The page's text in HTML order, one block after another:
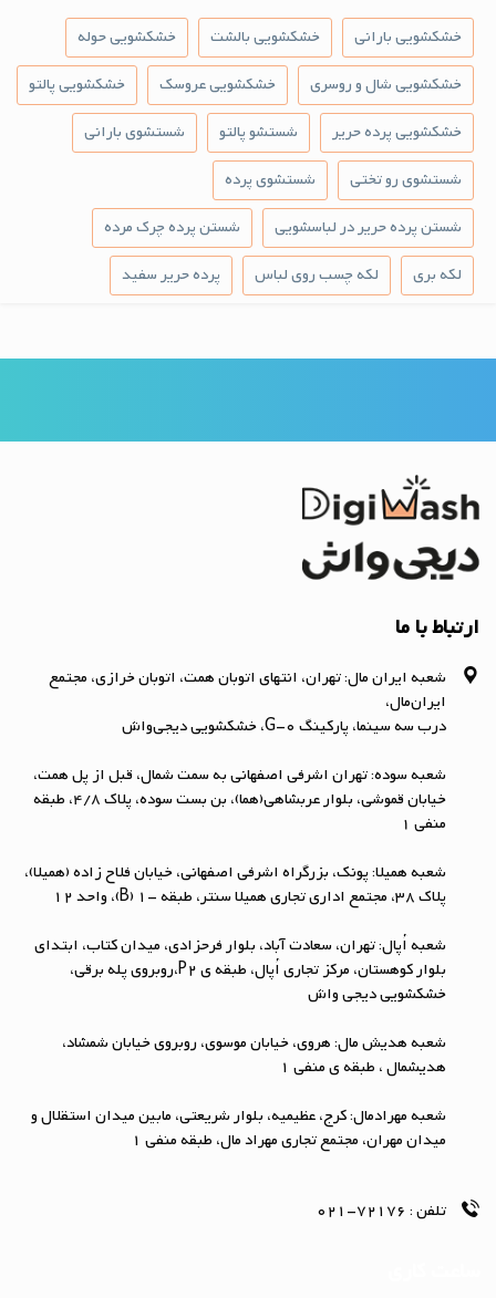
خشکشویی بارانی خشکشویی بالشت
خشکشویی حوله
خشکشویی شال و روسری
خشکشویی عروسک
خشکشویی پالتو
خشکشویی پرده حریر
شستشو پالتو
شستشوی بارانی
شستشوی رو تختی
شستشوی پرده
شستن پرده حریر در لباسشویی
شستن پرده چرک مرده
لکه بری
لکه چسب روی لباس پرده حریر سفید
ارتباط با ما
شعبه ایران مال: تهران، انتهای اتوبان همت، اتوبان خرازی، مجتمع
ایران‌مال،
درب سه سینما، پارکینگ G-0، خشکشویی دیجی‌واش
شعبه سوده: تهران اشرفی اصفهانی به سمت شمال، قبل از پل همت،
خیابان قموشی، بلوار عربشاهی(هما)، بن بست سوده، پلاک ۴/۸، طبقه
منفی ۱
شعبه همیلا: پونک، بزرگراه اشرفی اصفهانی، خیابان فلاح زاده (همیلا)،
پلاک 38، مجتمع اداری تجاری همیلا سنتر، طبقه -1 (B)، واحد 12
شعبه اُپال: تهران، سعادت آباد، بلوار فرحزادی، میدان کتاب، ابتداي
بلوار کوهستان، مرکز تجاری اُپال، طبقه ی P2،روبروی پله برقی،
خشکشویی دیجی واش
شعبه هدیش مال: هروی، خیابان موسوی، روبروی خیابان شمشاد،
هدیشمال ، طبقه ی منفی 1
شعبه مهرادمال: کرج، عظیمیه، بلوار شریعتی، مابین میدان استقلال و
میدان مهران، مجتمع تجاری مهراد مال، طبقه منفی 1
تلفن : 72176-021